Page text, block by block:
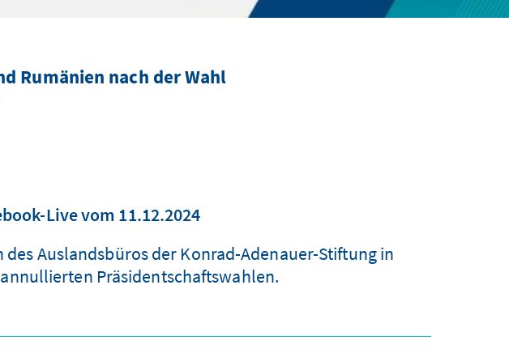
Rumänien nach der Wahl
Live vom 11.12.2024
Auslandsbüros der Konrad-Adenauer-Stiftung in
Präsidentschaftswahlen.